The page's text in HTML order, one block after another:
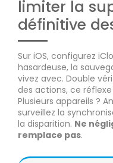
limiter la
définitive
Sur iOS, configurez
hasardeuse, la
vivez avec. Double
des actions, ce réflexe
Plusieurs appareils ?
surveillez la
la disparition. Ne
remplace pas.